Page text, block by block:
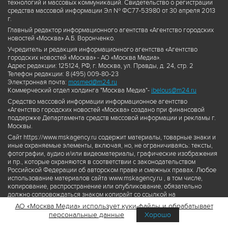
технологий и массовых коммуникаций. Свидетельство о регистрации
средства массовой информации Эл № ФС77-53980 от 30 апреля 2013
г.
Главный редактор информационного агентства «Агентство городских
новостей «Москва» А.Б. Воронченко.
Учредитель и редакция информационного агентства «Агентство
городских новостей «Москва» - АО «Москва Медиа».
Адрес редакции: 125124, РФ, г. Москва, ул. Правды, д. 24, стр. 2
Телефон редакции: 8 (495) 009-80-23
Электронная почта: mosmed@m24.ru
Коммерческий отдел холдинга "Москва Медиа"- ibelous@m24.ru
Средство массовой информации информационное агентство
«Агентство городских новостей «Москва» создано при финансовой
поддержке Департамента средств массовой информации и рекламы г.
Москвы.
Сайт https://www.mskagency.ru содержит материалы, товарные знаки и
иные охраняемые элементы, включая, но, не ограничиваясь: тексты,
фотографии, аудио и/или видеоматериалы, графические изображения
и пр., которые охраняются в соответствии с законодательством
Российской Федерации об авторском праве и смежных правах. Любое
использование материалов сайта www.mskagency.ru , в том числе,
копирование, распространение или опубликование, обязательно
должно сопровождаться знаком копирайт со ссылкой на
правообладателя © АО «Москва Медиа», а также гиперссылкой на сайт
www.mskagency.ru как на первоисточник информации. Переработка
материалов сайта www.mskagency.ru не допускается.
АО «Москва Медиа» использует куки-файлы и обрабатывает
персональные данные
Хорошо